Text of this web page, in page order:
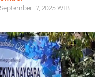
17, 2025 WIB